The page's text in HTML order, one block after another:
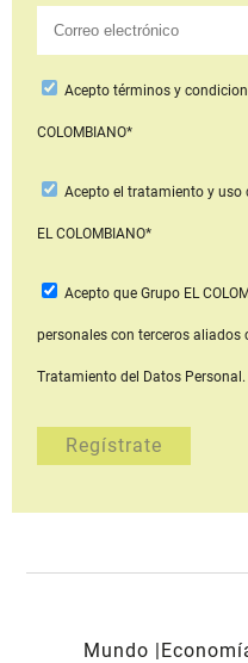
Aceptotérminos y
COLOMBIANO*
Acepto el tratamiento y uso
EL COLOMBIANO*
Acepto que Grupo EL
personales con terceros aliados
Tratamiento del Datos Personal.
Mundo